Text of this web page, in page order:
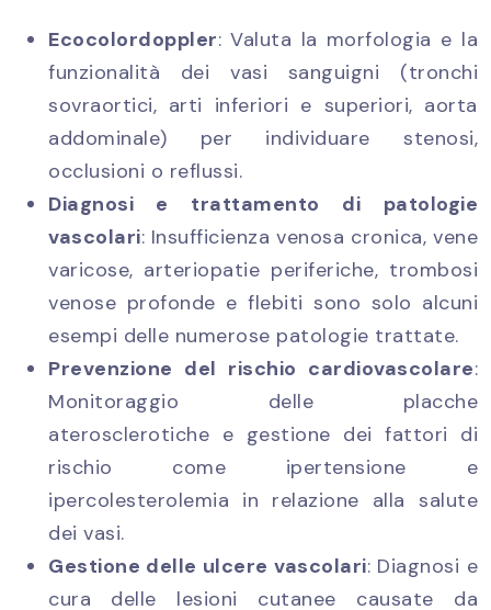
Ecocolordoppler: Valuta la morfologia e la
funzionalità dei vasi sanguigni (tronchi
sovraortici, arti inferiori e superiori, aorta
addominale) per individuare stenosi,
occlusioni o reflussi.
Diagnosi e trattamento di patologie
vascolari: Insufficienza venosa cronica, vene
varicose, arteriopatie periferiche, trombosi
venose profonde e flebiti sono solo alcuni
esempi delle numerose patologie trattate.
Prevenzione del rischio cardiovascolare:
Monitoraggio delle placche
aterosclerotiche e gestione dei fattori di
rischio come ipertensione e
ipercolesterolemia in relazione alla salute
dei vasi.
Gestione delle ulcere vascolari: Diagnosi e
cura delle lesioni cutanee causate da